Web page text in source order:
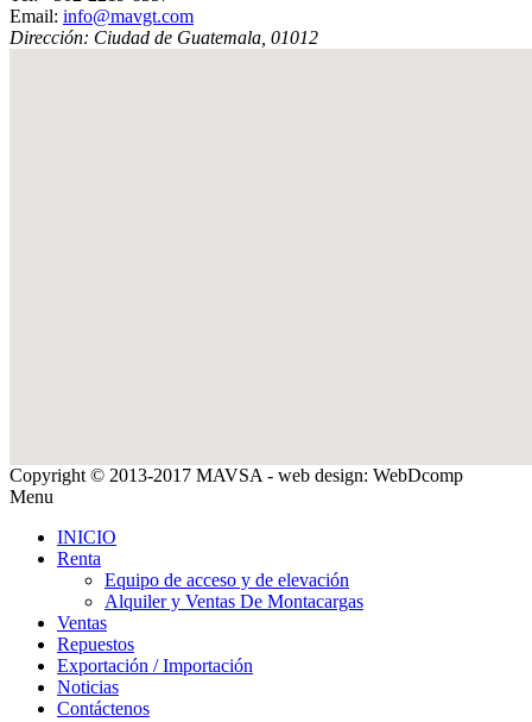
Email: info@mavgt.com
Dirección: Ciudad de Guatemala 01012
Copyright © 2013-2017 MAVSA - web design: WebDcomp
Menu
INICIO
Renta
Equipo de acceso y de elevación
Alquiler y Ventas De Montacargas
Ventas
Repuestos
Exportación / Importación
Noticias
Contáctenos